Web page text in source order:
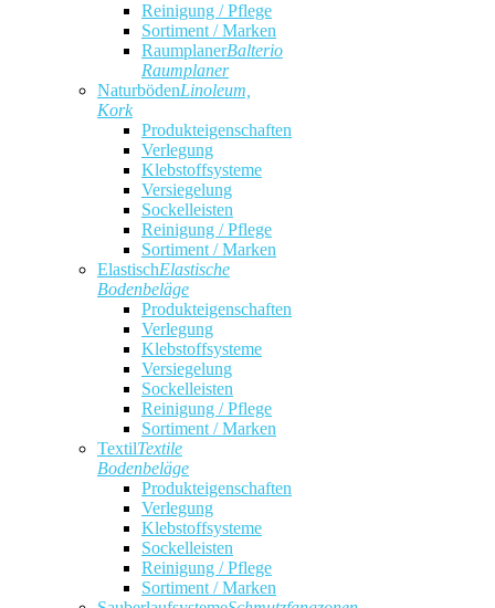
Reinigung / Pflege
Sortiment / Marken
RaumplanerBalterio
Raumplaner
NaturbödenLinoleum,
Kork
Produkteigenschaften
Verlegung
Klebstoffsysteme
Versiegelung
Sockelleisten
Reinigung / Pflege
Sortiment / Marken
ElastischElastische
Bodenbeläge
Produkteigenschaften
Verlegung
Klebstoffsysteme
Versiegelung
Sockelleisten
Reinigung / Pflege
Sortiment / Marken
TextilTextile
Bodenbeläge
Produkteigenschaften
Verlegung
Klebstoffsysteme
Sockelleisten
Reinigung / Pflege
Sortiment / Marken